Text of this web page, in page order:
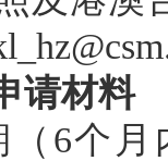
请材料
6个